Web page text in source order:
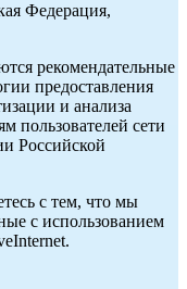
Федерация,
рекомендательные
предоставления
и анализа
пользователей сети
Российской
с тем, что мы
с использованием